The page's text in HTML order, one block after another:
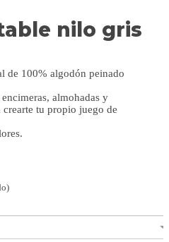
nilo gris
de 100% algodón peinado
almohadas y
crearte tu propio juego de